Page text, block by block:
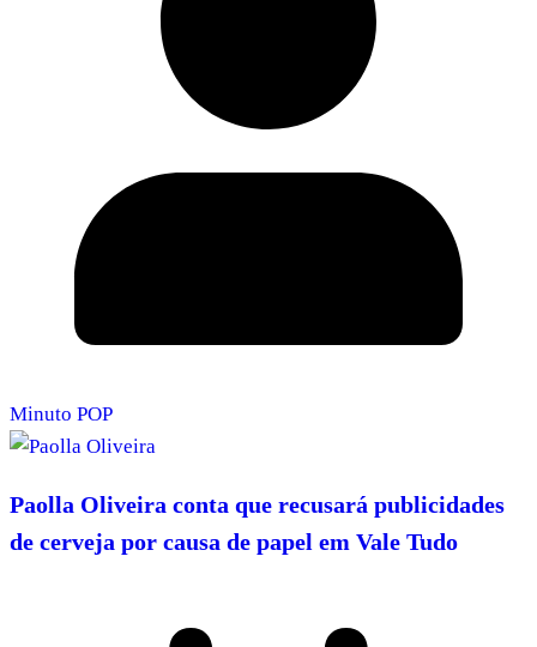
Minuto POP
Paolla Oliveira conta que recusará publicidades
de cerveja por causa de papel em Vale Tudo